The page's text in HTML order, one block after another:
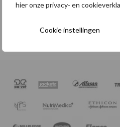
hier onze privacy- en
Cookie instellingen